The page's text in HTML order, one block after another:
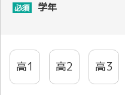
必須 学年
高1 高2 高3